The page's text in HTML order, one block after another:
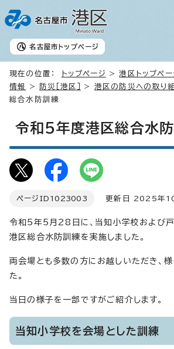
名古屋市 トップページ
現在の位置： トップページ >港区トップペー
情報
> 防災［港区］ > 港区の防災への取り
総合水防訓練
令和5年度港区総合水
ページID 1023003 更新日 2025年
令和5年5月28日に、当知小学校および
港区総合水防訓練を実施しました。
両会場とも多数の方にお越しいただき、
た。
当日の様子を一部ですがご紹介します。
当知小学校を会場とした訓練